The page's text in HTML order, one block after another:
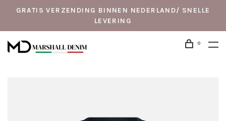
GRATIS VERZENDING BINNEN NEDERLAND/ SNELLE
LEVERING
0